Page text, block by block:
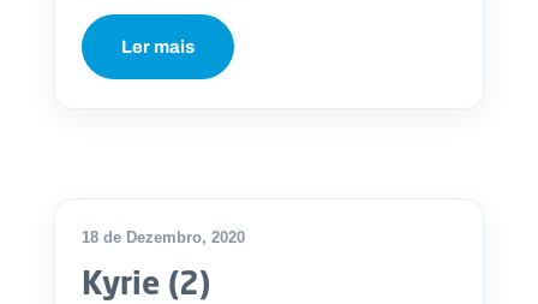
Ler mais
18 de Dezembro, 2020
Kyrie (2)
s
tt